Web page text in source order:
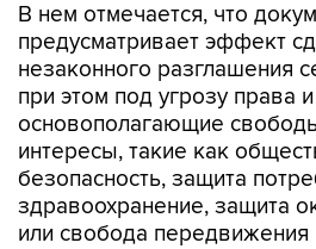
В нем отмечается, что
предусматривает эффект
незаконного разглашения
при этом под угрозу права и
основополагающие
интересы, такие как
безопасность, защита
здравоохранение, защита
или свобода передвижения